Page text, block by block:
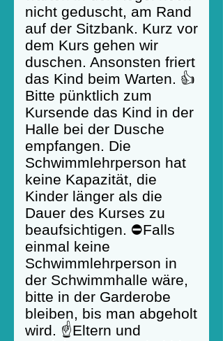
nicht geduscht, am Rand
auf der Sitzbank. Kurz vor
dem Kurs gehen wir
duschen. Ansonsten friert
das Kind beim Warten. 👍
Bitte pünktlich zum
Kursende das Kind in der
Halle bei der Dusche
empfangen. Die
Schwimmlehrperson hat
keine Kapazität, die
Kinder länger als die
Dauer des Kurses zu
beaufsichtigen. ⛔Falls
einmal keine
Schwimmlehrperson in
der Schwimmhalle wäre,
bitte in der Garderobe
bleiben, bis man abgeholt
wird. ☝️Eltern und